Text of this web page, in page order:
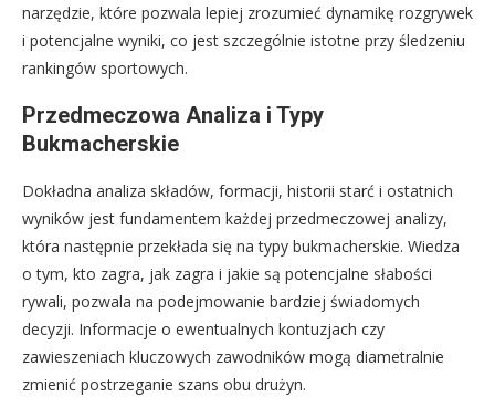
narzędzie, które pozwala lepiej zrozumieć dynamikę rozgrywek
i potencjalne wyniki, co jest szczególnie istotne przy śledzeniu
rankingów sportowych.
Przedmeczowa Analiza i Typy
Bukmacherskie
Dokładna analiza składów, formacji, historii starć i ostatnich
wyników jest fundamentem każdej przedmeczowej analizy,
która następnie przekłada się na typy bukmacherskie. Wiedza
o tym, kto zagra, jak zagra i jakie są potencjalne słabości
rywali, pozwala na podejmowanie bardziej świadomych
decyzji. Informacje o ewentualnych kontuzjach czy
zawieszeniach kluczowych zawodników mogą diametralnie
zmienić postrzeganie szans obu drużyn.